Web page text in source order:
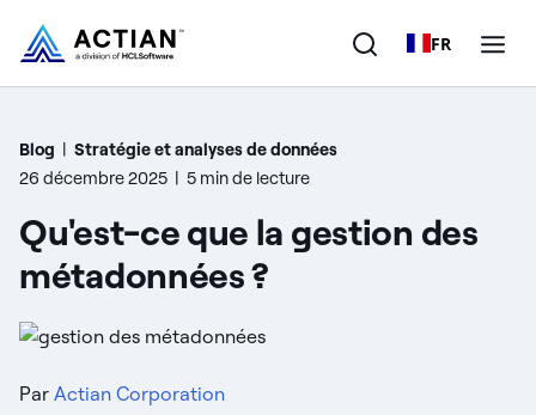
FR
Produits
Clients
Entreprise
Blog | Stratégie et analyses de données
26 décembre 2025 | 5 min de lecture
Qu'est-ce que la gestion des
métadonnées ?
Par Actian Corporation